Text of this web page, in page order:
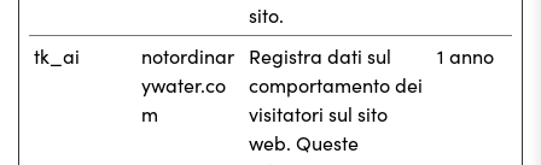
sito.
tk_ai
notordinar
ywater.co
m
Registra dati sul
comportamento dei
visitatori sul sito
web. Queste
1 anno